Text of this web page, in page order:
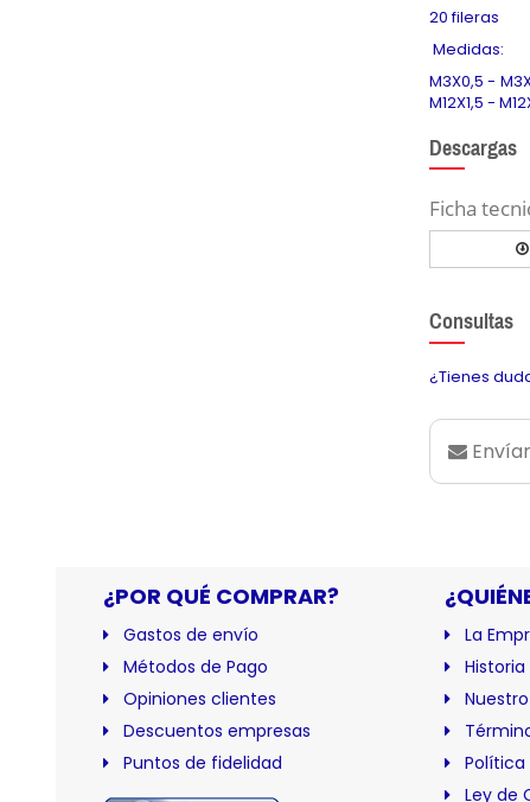
20 fileras
Medidas:
M3X0,5 -
M12X1,5 -
Descargas
Ficha
Consultas
¿Tienes
¿POR QUÉ COMPRAR?
Gastos de envío
Métodos de Pago
Opiniones clientes
Descuentos empresas
Puntos de fidelidad
La
Historia
Política
Ley de